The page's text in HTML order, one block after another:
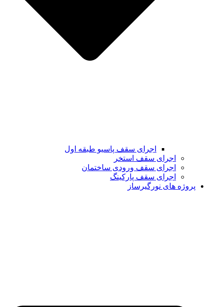
اجرای سقف پاسیو طبقه اول
اجرای سقف استخر
اجرای سقف ورودی ساختمان
اجرای سقف پارکینگ
پروژه های نورگیرساز